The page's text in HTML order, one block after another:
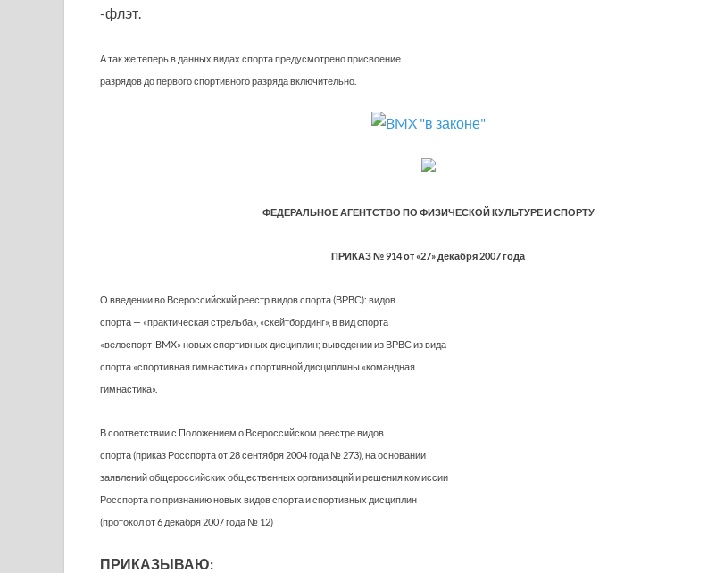
-флэт.
А так же теперь в данных видах спорта предусмотрено присвоение
разрядов до первого спортивного разряда включительно.
ФЕДЕРАЛЬНОЕ АГЕНТСТВО ПО ФИЗИЧЕСКОЙ КУЛЬТУРЕ И СПОРТУ
ПРИКАЗ № 914 от «27» декабря 2007 года
О введении во Всероссийский реестр видов спорта (ВРВС): видов
спорта — «практическая стрельба», «скейтбординг», в вид спорта
«велоспорт-BMX» новых спортивных дисциплин; выведении из ВРВС из вида
спорта «спортивная гимнастика» спортивной дисциплины «командная
гимнастика».
В соответствии с Положением о Всероссийском реестре видов
спорта (приказ Росспорта от 28 сентября 2004 года № 273), на основании
заявлений общероссийских общественных организаций и решения комиссии
Росспорта по признанию новых видов спорта и спортивных дисциплин
(протокол от 6 декабря 2007 года № 12)
ПРИКАЗЫВАЮ: